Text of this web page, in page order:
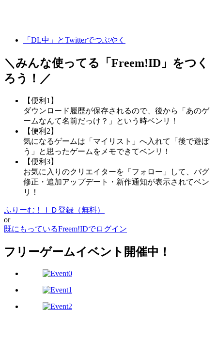
「DL中」とTwitterでつぶやく
＼みんな使ってる「 Freem!ID 」をつく
ろう！／
【便利1】
ダウンロード履歴が保存されるので、後から「あのゲ
ームなんて名前だっけ？」という時ベンリ！
【便利2】
気になるゲームは「マイリスト」へ入れて「後で遊ぼ
う」と思ったゲームをメモできてベンリ！
【便利3】
お気に入りのクリエイターを「フォロー」して、バグ
修正・追加アップデート・新作通知が表示されてベン
リ！
ふりーむ！ＩＤ登録（無料）
or
既にもっているFreem!IDでログイン
フリーゲームイベント開催中！